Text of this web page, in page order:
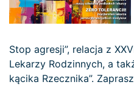
Stop agresji”, relacja z
Lekarzy Rodzinnych, a
kącika Rzecznika”.